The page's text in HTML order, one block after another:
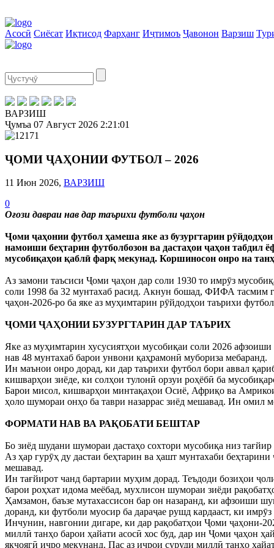
Асосӣ Сиёсат Иқтисод Фарҳанг Иҷтимоъ Ҷавонон Варзиш
ВАРЗИШ
Ҷумъа 07 Август 2026 2:21:02
ҶОМИ ҶАҲОНИИ ФУТБОЛ – 2026
11 Июн 2026, ВАРЗИШ
0
Оғози давраи нав дар таърихи футболи ҷаҳон
Ҷоми ҷаҳонии футбол ҳамеша яке аз бузургтарин
намоиши беҳтарин футболбозон ва дастаҳои ҷаҳон
мусобиқаҳои қаблӣ фарқ мекунад. Коршиносон онро на
Аз замони таъсиси Ҷоми ҷаҳон дар соли 1930 то имрӯз
соли 1998 ба 32 мунтахаб расид. Акнун бошад, ФИФА тасмим
ҷаҳон-2026-ро ба яке аз муҳимтарин рӯйдодҳои таърихи
ҶОМИ ҶАҲОНИИ БУЗУРГТАРИН ДАР ТАЪРИХ
Яке аз муҳимтарин хусусиятҳои мусобиқаи соли 2026
нав 48 мунтахаб барои унвони қаҳрамонӣ мубориза мебаранд.
Ин маънои онро дорад, ки дар таърихи футбол бори аввал
кишварҳои зиёде, ки солҳои тулонӣ орзуи роҳёбӣ ба
Барои мисол, кишварҳои минтақаҳои Осиё, Африқо ва
ҳоло шумораи онҳо ба таври назаррас зиёд мешавад. Ин омил
ФОРМАТИ НАВ ВА РАҚОБАТИ БЕШТАР
Бо зиёд шудани шумораи дастаҳо сохтори мусобиқа низ
Аз ҳар гурӯҳ ду дастаи беҳтарин ва ҳашт мунтахаби
мешавад.
Ин тағйирот чанд бартарии муҳим дорад. Теъдоди бозиҳои
барои роҳхат идома меёбад, мухлисон шумораи зиёди
Ҳамзамон, баъзе мутахассисон бар он назаранд, ки афзоиши
доранд, ки футболи муосир ба дараҷае рушд кардааст, ки
Инчунин, навгонии дигаре, ки дар рақобатҳои Ҷоми ҷаҳони-
миллӣ танҳо барои ҳайати асосӣ хос буд, дар ин Ҷоми ҷаҳон
якҷоягӣ иҷро мекунанд. Пас аз иҷрои суруди миллӣ танҳо